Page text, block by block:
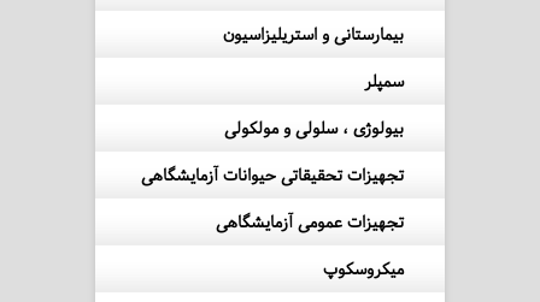
بیمارستانی و استریلیزاسیون
سمپلر
بیولوژی ، سلولی و مولکولی
تجهیزات تحقیقاتی حیوانات آزمایشگاهی
تجهیزات عمومی آزمایشگاهی
میکروسکوپ